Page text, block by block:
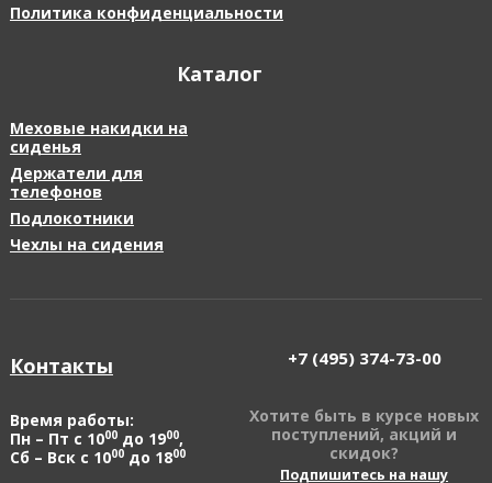
Политика конфиденциальности
Каталог
Меховые накидки на
сиденья
Держатели для
телефонов
Подлокотники
Чехлы на сидения
Контакты
Время работы:
Пн – Пт с 1000до 1900,
Сб – Вск с 1000до 1800
+7 (495) 374-73-00
Хотите быть в курсе новых
поступлений, акций и
скидок?
Подпишитесь на нашу